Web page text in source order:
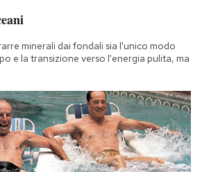
minerali dai fondali sia l'unico modo
e la transizione verso l'energia pulita, ma